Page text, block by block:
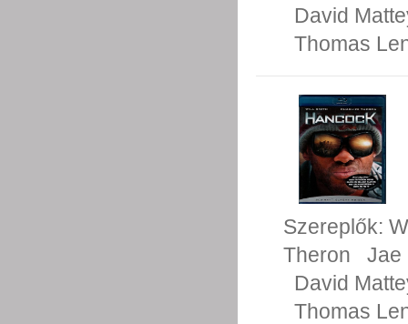
David
Thomas
Szereplők:
Theron
Jae
David
Thomas